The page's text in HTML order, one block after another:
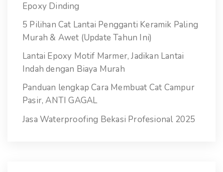
Epoxy Dinding
5 Pilihan Cat Lantai Pengganti Keramik Paling
Murah & Awet (Update Tahun Ini)
Lantai Epoxy Motif Marmer, Jadikan Lantai
Indah dengan Biaya Murah
Panduan lengkap Cara Membuat Cat Campur
Pasir, ANTI GAGAL
Jasa Waterproofing Bekasi Profesional 2025